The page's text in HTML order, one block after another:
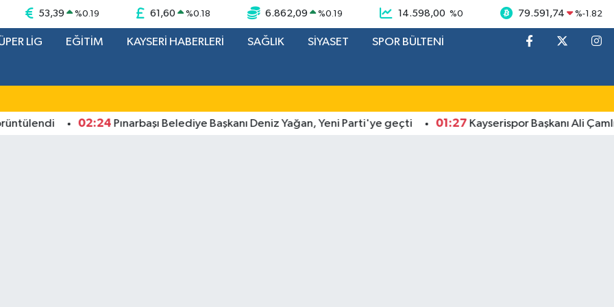
53,39 %0.19 61,60 %0.18 6.862,09 %0.19 14.598,00 %0 79.591,74 %-1.82
LİG EĞİTİM KAYSERİ HABERLERİ SAĞLIK SİYASET SPOR BÜLTENİ
02:24Pınarbaşı Belediye Başkanı Deniz Yağan, Yeni Parti'ye geçti 01:27Kayserispor Başkanı Ali Çamlı: